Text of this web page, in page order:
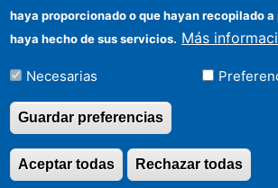
Information for providers
Funding entities
Location
©Copyright 2026 Todos los derechos
reservados
haya proporcionado o que hayan recopilado
haya hecho de sus servicios. Más
Necesarias
Guardar preferencias
Rechazar todas
Aceptar todas